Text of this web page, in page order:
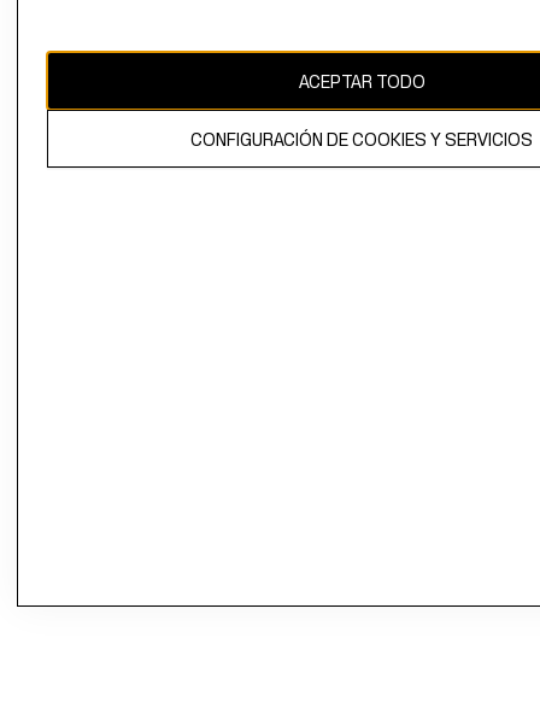
ACEPTAR TODO
CONFIGURACIÓN DE COOKIES Y SERVICIOS